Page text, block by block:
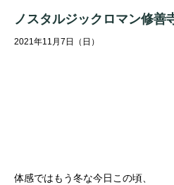
ノスタルジックロマン修善
2021年11月7日（日）
体感ではもう冬な今日この頃、